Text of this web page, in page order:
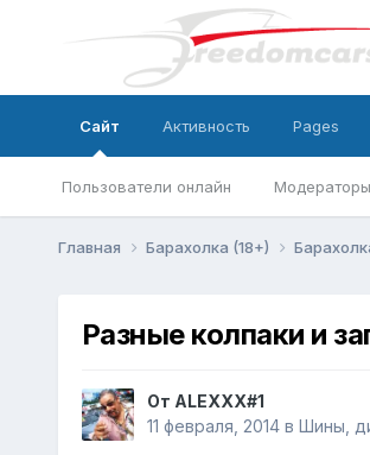
Сайт
Пользователи онлайн Модераторы
Активность Pages
Главная Барахолка (18+)
Разные колпаки и
От ALEXXX#1
11 февраля, 2014в Шины,